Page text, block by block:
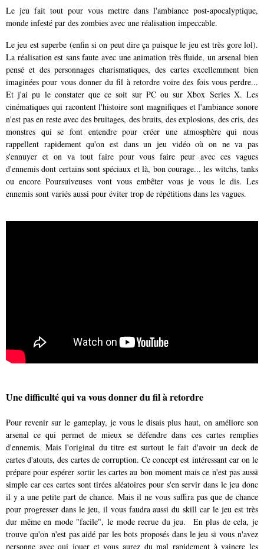
Le jeu fait tout pour vous mettre dans l'ambiance post-apocalyptique,
monde infesté par des zombies avec une réalisation impeccable.
Le jeu est superbe (enfin si on peut dire ça puisque le jeu est très gore lol).
La réalisation est sans faute avec une animation très fluide, un arsenal bien
pensé et des personnages charismatiques, des cartes excellemment bien
imaginées pour vous donner du fil à retordre voire des fois vous perdre...
Et j'ai pu le constater que ce soit sur PC ou sur Xbox Series X. Les
cinématiques qui racontent l'histoire sont magnifiques et l'ambiance sonore
n'est pas en reste avec des bruitages, des bruits, des explosions, des cris, des
monstres qui se font entendre pour créer une atmosphère qui nous
rappellent rapidement qu'on est dans un jeu vidéo où on ne va pas
s'ennuyer et on va tout faire pour vous faire peur avec ces vagues
d'ennemis dont certains sont spéciaux et là, bon courage... les witchs, tanks
ou encore Poursuiveuses vont vous embêter vous je vous le dis. Les
ennemis sont variés aussi pour éviter trop de répétitions dans les vagues.
Une difficulté qui va vous donner du fil à retordre
Pour revenir sur le gameplay, je vous le disais plus haut, on améliore son
arsenal ce qui permet de mieux se défendre dans ces cartes remplies
d'ennemis. Mais l'original du titre est surtout le fait d'avoir un deck de
cartes d'atouts, des cartes de corruption. Ce concept est intéressant car on le
prépare pour espérer sortir les cartes au bon moment mais ce n'est pas aussi
simple car ces cartes sont tirées aléatoires pour s'en servir dans le jeu donc
il y a une petite part de chance. Mais il ne vous suffira pas que de chance
pour progresser dans le jeu, il vous faudra aussi du skill car le jeu est très
dur même en mode "facile", le mode recrue du jeu. En plus de cela, je
trouve qu'on n'est pas aidé par les bots proposés dans le jeu si vous n'avez
personne avec qui jouer et vous aurez du mal rapidement à vaincre les